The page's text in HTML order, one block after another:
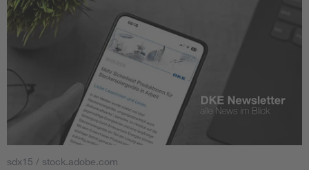
sdx15 / stock.adobe.com